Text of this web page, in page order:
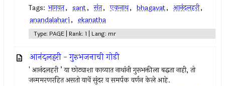
Tags: भागवत, sant, संत, एकनाथ, bhagavat, आनंदलहरी,
anandalahari, ekanatha
Type: PAGE | Rank: 1 | Lang: mr
आनंदलहरी - गुरुभजनाची गोडी
' आनंदलहरी ’ या छोट्याशा काव्यात नाथांनी गुरूभक्तीला बद्धता नाही, तो
जन्ममरणरहित असतो याचें सुंदर व समर्पक वर्णन केले आहे.